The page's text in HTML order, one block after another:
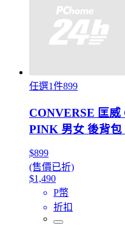
任選1件899
CONVERSE 匡
PINK 男女 後背包
$899
(售價已折)
$1,490
P幣
折扣